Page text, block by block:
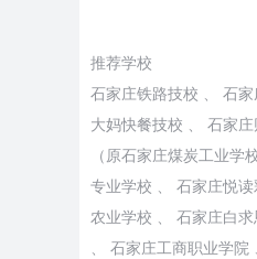
推荐学校
石家庄铁路技校 、 石
大妈快餐技校 、 石家
（原石家庄煤炭工业
专业学校 、 石家庄悦
农业学校 、 石家庄白
、 石家庄工商职业学